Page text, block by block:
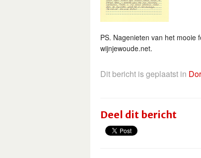
PS. Nagenieten van het mooie
wijnjewoude.net.
Dit bericht is geplaatst in
Deel dit bericht